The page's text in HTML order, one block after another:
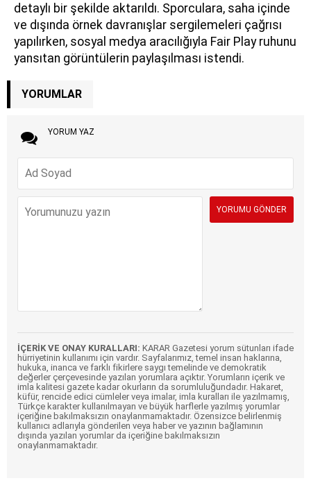
detaylı bir şekilde aktarıldı. Sporculara, saha içinde
ve dışında örnek davranışlar sergilemeleri çağrısı
yapılırken, sosyal medya aracılığıyla Fair Play ruhunu
yansıtan görüntülerin paylaşılması istendi.
YORUMLAR
YORUM YAZ
İÇERİK VE ONAY KURALLARI: KARAR Gazetesi yorum sütunları ifade
hürriyetinin kullanımı için vardır. Sayfalarımız, temel insan haklarına,
hukuka, inanca ve farklı fikirlere saygı temelinde ve demokratik
değerler çerçevesinde yazılan yorumlara açıktır. Yorumların içerik ve
imla kalitesi gazete kadar okurların da sorumluluğundadır. Hakaret,
küfür, rencide edici cümleler veya imalar, imla kuralları ile yazılmamış,
Türkçe karakter kullanılmayan ve büyük harflerle yazılmış yorumlar
içeriğine bakılmaksızın onaylanmamaktadır. Özensizce belirlenmiş
kullanıcı adlarıyla gönderilen veya haber ve yazının bağlamının
dışında yazılan yorumlar da içeriğine bakılmaksızın
onaylanmamaktadır.